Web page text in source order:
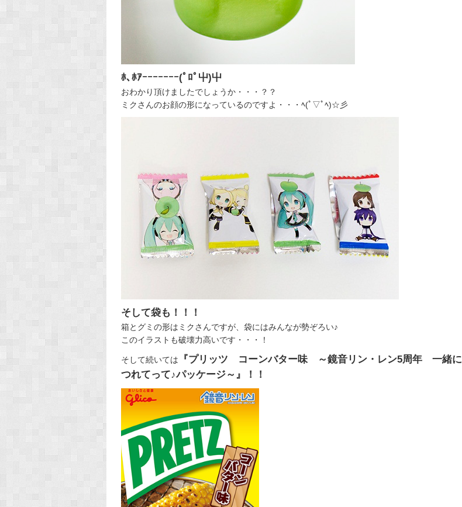
ﾎ､ﾎｱｰｰｰｰｰｰｰ(ﾟﾛﾟ屮)屮
おわかり頂けましたでしょうか・・・？？
ミクさんのお顔の形になっているのですよ・・・ﾍ(ﾟ▽ﾟﾍ)☆彡
そして袋も！！！
箱とグミの形はミクさんですが、袋にはみんなが勢ぞろい♪
このイラストも破壊力高いです・・・！
そして続いては
『プリッツ コーンバター味 ～鏡音リン・レン5周年 一緒に
つれてって♪パッケージ～』！！